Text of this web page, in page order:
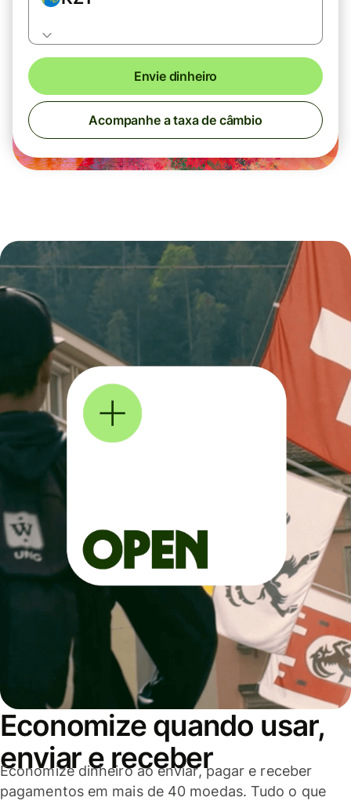
Envie dinheiro
Acompanhe a taxa de câmbio
Economize quando usar,
enviar e receber
Economize dinheiro ao enviar, pagar e receber
pagamentos em mais de 40 moedas. Tudo o que